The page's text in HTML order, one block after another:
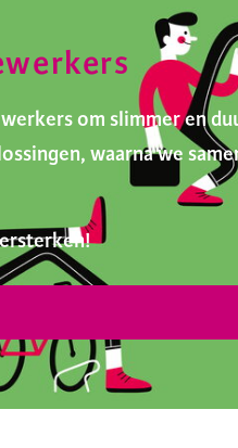
om slimmer en
waarna we